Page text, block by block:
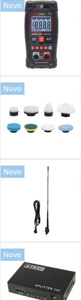
Novo
Novo
Novo
Novo